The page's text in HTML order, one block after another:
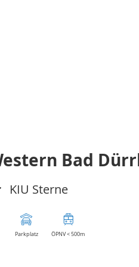
Bad
KIU Sterne
Parkplatz ÖPNV < 500m